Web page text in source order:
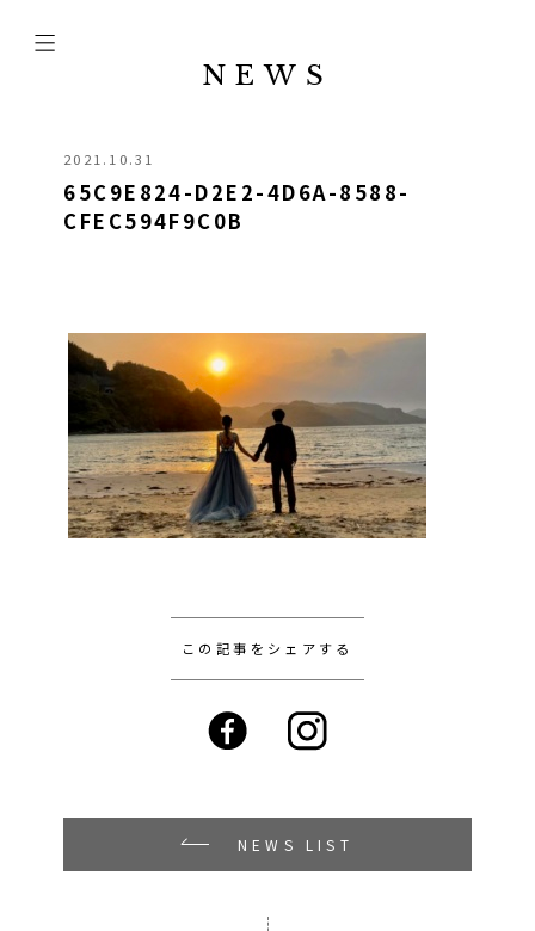
NEWS
2021.10.31
65C9E824-D2E2-4D6A-8588-
CFEC594F9C0B
この記事をシェアする
NEWS LIST